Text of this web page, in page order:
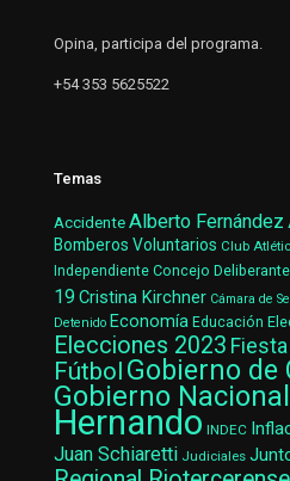
Opina, participa del programa.
+54 353 5625522
Temas
AccidenteAlberto Fernández
Bomberos Voluntarios Club
Independiente Concejo Deliberante
19 Cristina Kirchner Cámara de
Detenido Economía Educación
Elecciones 2023
Fútbol Gobierno de
Gobierno Nacional
Hernando INDEC
Juan Schiaretti Judiciales